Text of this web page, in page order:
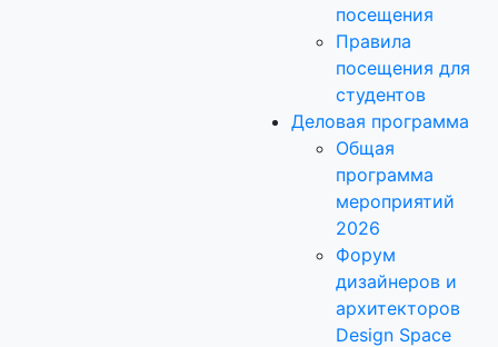
посещения
Правила
посещения для
студентов
Деловая программа
Общая
программа
мероприятий
2026
Форум
дизайнеров и
архитекторов
Design Space